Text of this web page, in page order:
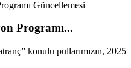
Programı...
konulu pullarımızın, 2025